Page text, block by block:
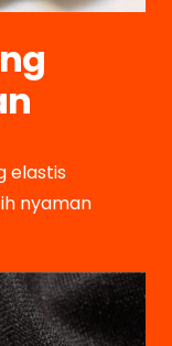
elastis
nyaman